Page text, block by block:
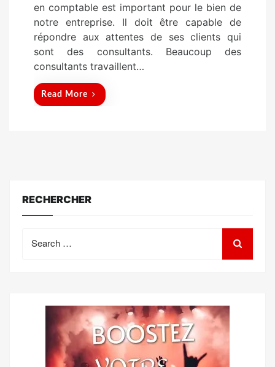
o
n
en comptable est important pour le bien de
notre entreprise. Il doit être capable de
répondre aux attentes de ses clients qui
sont des consultants. Beaucoup des
consultants travaillent…
Read More
RECHERCHER
for: